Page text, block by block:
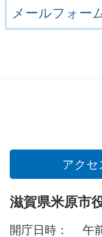
メールフォー
アクセ
滋賀県米原市
開庁日時：
午